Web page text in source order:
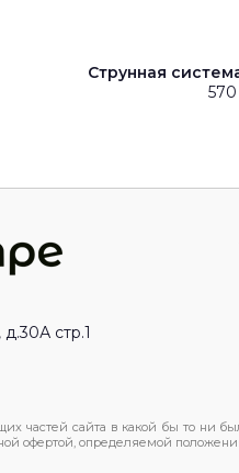
Струнная
570
стр.1
частей сайта в какой бы то ни
офертой, определяемой